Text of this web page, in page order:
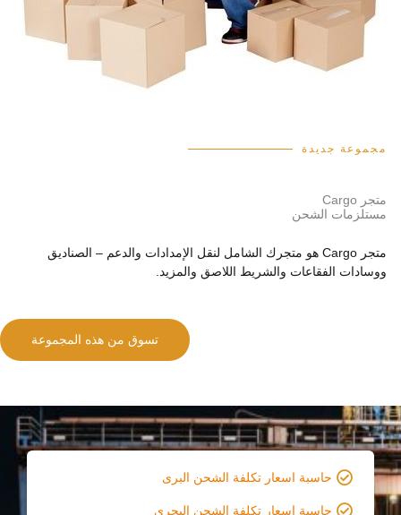
مجموعة جديدة
متجر Cargo
مستلزمات الشحن
متجر Cargo هو متجرك الشامل لنقل الإمدادات والدعم – الصناديق
ووسادات الفقاعات والشريط اللاصق والمزيد.
تسوق من هذه المجموعة
حاسبة اسعار تكلفة الشحن البرى
حاسبة اسعار تكلفة الشحن البحرى